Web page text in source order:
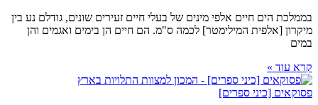
בממלכת הים חיים אלפי מינים של בעלי חיים זעירים שונים, גודלם נע בין
מיקרון [אלפית המילימטר] לכמה ס"מ. הם חיים הן בימים ואגמים והן
במים
קרא עוד »
פסוקאים [כיני ספרים]